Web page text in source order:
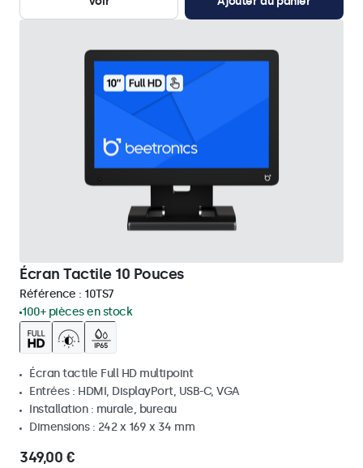
Écran Tactile 10 Pouces
Référence : 10TS7
100+ pièces en stock
Écran tactile Full HD multipoint
Entrées : HDMI, DisplayPort, USB-C, VGA
Installation : murale, bureau
Dimensions : 242 x 169 x 34 mm
349,00 €